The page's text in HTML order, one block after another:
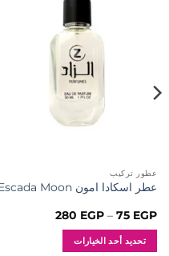
عطور تركيب
عطر اسكادا امون Escada Moon
75 EGP
–
280 EGP
نطاق
تحديد أحد الخيارات